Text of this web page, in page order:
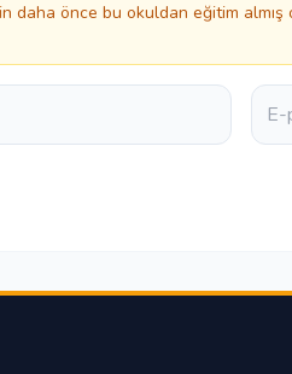
daha önce bu okuldan eğitim